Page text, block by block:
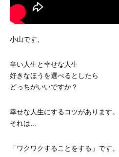
小山です、
辛い人生と幸せな人生
好きなほうを選べるとしたら
どっちがいいですか？
幸せな人生にするコツがあります。
それは…
「ワクワクすることをする」です。